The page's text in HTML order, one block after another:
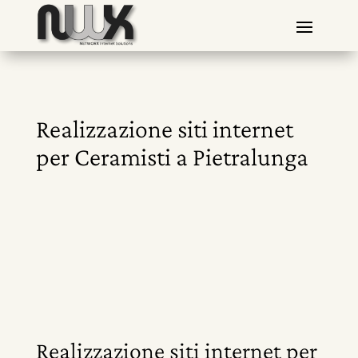
Realizzazione siti internet
per Ceramisti a Pietralunga
Realizzazione siti internet per